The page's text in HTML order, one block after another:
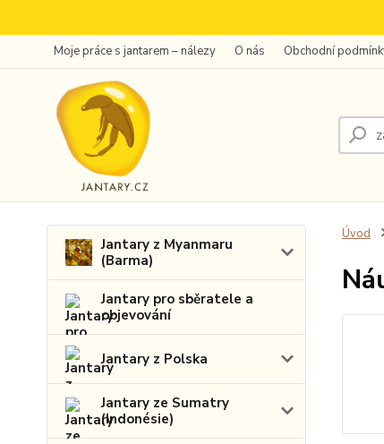
Moje práce s jantarem – nálezy O nás Obchodní
Jantary z Myanmaru
(Barma)
Jantary pro sběratele a
objevování
Jantary z Polska
Jantary ze Sumatry
(Indonésie)
Úvod